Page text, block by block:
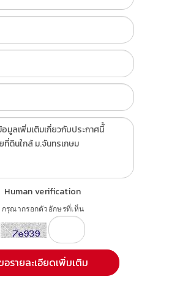
Human verification
กรุณากรอกตัวอักษรที่เห็น